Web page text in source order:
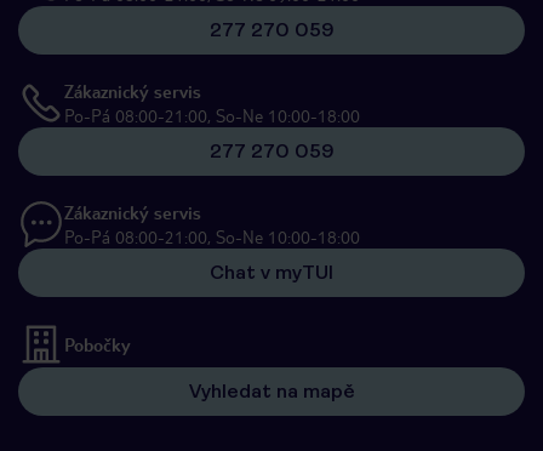
277 270 059
Zákaznický servis
Po-Pá 08:00-21:00, So-Ne 10:00-18:00
277 270 059
Zákaznický servis
Po-Pá 08:00-21:00, So-Ne 10:00-18:00
Chat v myTUI
Pobočky
Vyhledat na mapě